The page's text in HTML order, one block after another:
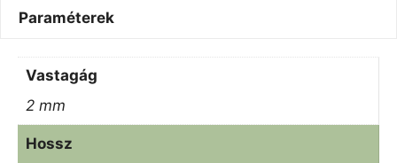
Paraméterek
Vastagág
2 mm
Hossz